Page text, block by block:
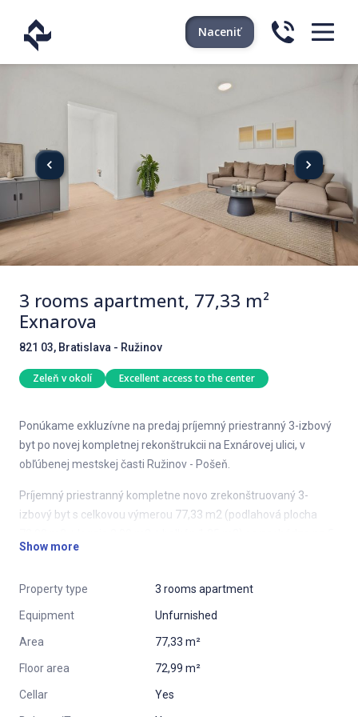
Naceniť
3 rooms apartment, 77,33 m²
Exnarova
821 03, Bratislava - Ružinov
Zeleň v okolí Excellent access to the center
Ponúkame exkluzívne na predaj príjemný priestranný 3-izbový
byt po novej kompletnej rekonštrukcii na Exnárovej ulici, v
obľúbenej mestskej časti Ružinov - Pošeň.
Príjemný priestranný kompletne novo zrekonštruovaný 3-
izbový byt s celkovou výmerou 77,33 m2 (podlahová plocha
poschodí 7-poschodového zatepleného bytového domu.
Dispozíciu bytu tvorí vstupná predsieň, chodba, kuchyňa s
jednej výstup na loggiu), kúpeľňa s vaňou a samostatná toaleta.
Byt je rozdelený na dennú a nočnú časť, je orientovaný na JZ.
Súčasťou príslušenstva bytu je pivničná kobka v suteréne (2,80
m2).
Show more
Property type 3 rooms apartment
Equipment Unfurnished
Area 77,33 m²
Floor area 72,99 m²
Cellar Yes